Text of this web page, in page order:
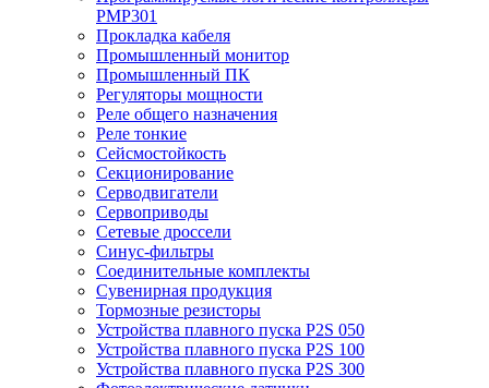
PMP301
Прокладка кабеля
Промышленный монитор
Промышленный ПК
Регуляторы мощности
Реле общего назначения
Реле тонкие
Сейсмостойкость
Секционирование
Серводвигатели
Сервоприводы
Сетевые дроссели
Синус-фильтры
Соединительные комплекты
Сувенирная продукция
Тормозные резисторы
Устройства плавного пуска P2S 050
Устройства плавного пуска P2S 100
Устройства плавного пуска P2S 300